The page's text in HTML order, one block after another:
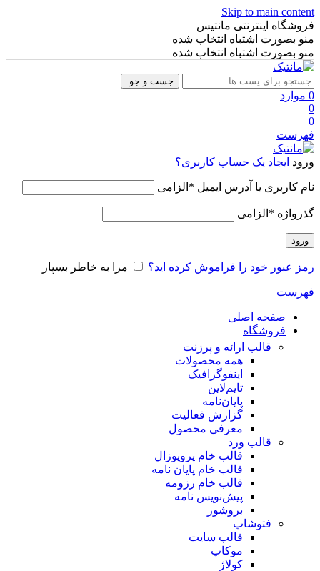
Skip to main content
فروشگاه اینترنتی مانتیس
منو بصورت اشتباه انتخاب شده
منو بصورت اشتباه انتخاب شده
جست و جو
0 موارد
0
0
فهرست
ورود ایجاد یک حساب کاربری؟
نام کاربری یا آدرس ایمیل * الزامی
گذرواژه * الزامی
ورود
رمز عبور خود را فراموش کرده اید؟ مرا به خاطر بسپار
فهرست
صفحه اصلی
فروشگاه
قالب ارائه و پرزنت
همه محصولات
اینفوگرافیک
تایم‌لاین
پایان‌نامه
گزارش فعالیت
معرفی محصول
قالب ورد
قالب خام پروپوزال
قالب خام پایان نامه
قالب خام رزومه
پیش‌نویس نامه
بروشور
فتوشاپ
قالب سایت
موکاپ
کولاژ